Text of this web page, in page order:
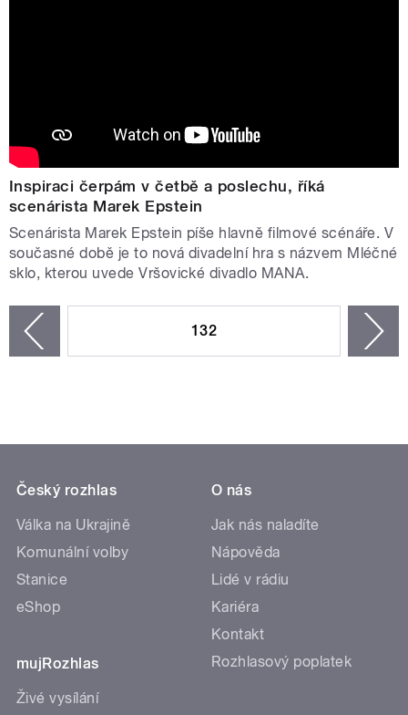
Inspiraci čerpám v četbě a poslechu, říká
scenárista Marek Epstein
Scenárista Marek Epstein píše hlavně filmové scénáře. V
současné době je to nová divadelní hra s názvem Mléčné
sklo, kterou uvede Vršovické divadlo MANA.
132
Český rozhlas
Válka na Ukrajině
Komunální volby
Stanice
eShop
mujRozhlas
Živé vysílání
O nás
Jak nás naladíte
Nápověda
Lidé v rádiu
Kariéra
Kontakt
Rozhlasový poplatek